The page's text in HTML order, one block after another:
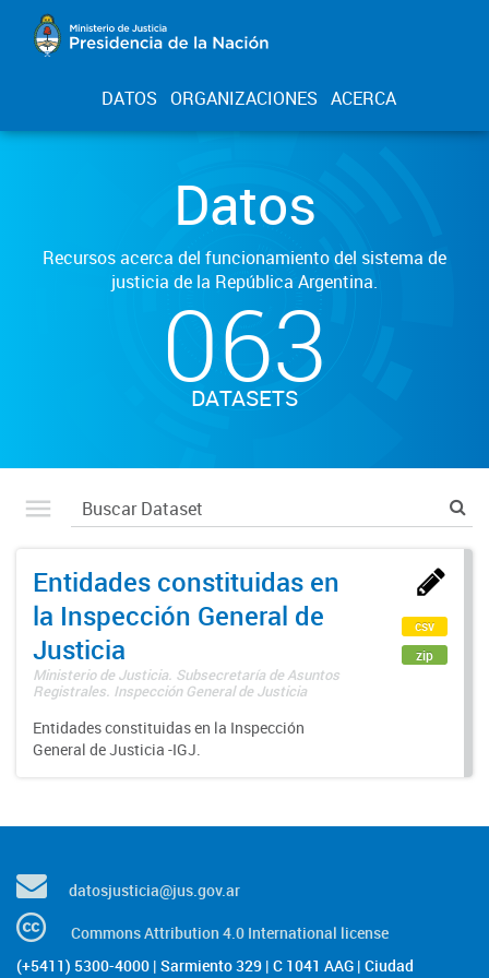
DATOS ORGANIZACIONES ACERCA
Datos
Recursos acerca del funcionamiento del sistema de
justicia de la República Argentina.
063
DATASETS
Entidades constituidas en
la Inspección General de
Justicia
Ministerio de Justicia. Subsecretaría de Asuntos
Registrales. Inspección General de Justicia
Entidades constituidas en la Inspección
General de Justicia -IGJ.
csv
zip
datosjusticia@jus.gov.ar
Commons Attribution 4.0 International license
(+5411) 5300-4000 | Sarmiento 329 | C 1041 AAG | Ciudad